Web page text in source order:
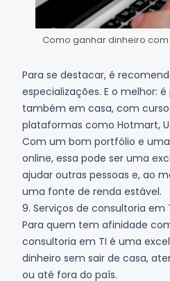
Como ganhar dinheiro
Para se destacar, é
especializações. E o melhor:
também em casa, com
plataformas como Hotmart,
Com um bom portfólio e
online, essa pode ser uma
ajudar outras pessoas e, ao
uma fonte de renda estável.
9. Serviços de consultoria em
Para quem tem afinidade
consultoria em TI é uma
dinheiro sem sair de casa,
ou até fora do país.